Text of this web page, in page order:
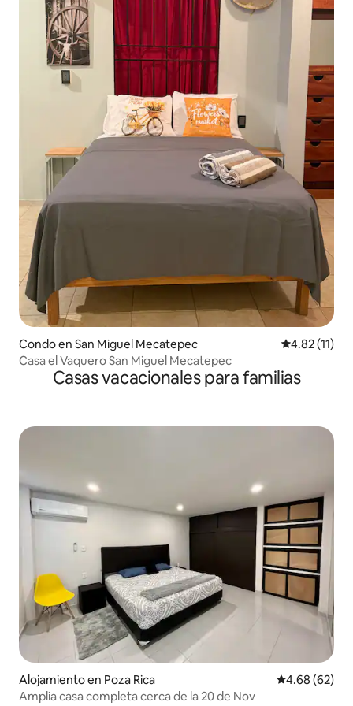
Condo en San Miguel Mecatepec Calificación
4.82 (11)
Casa el Vaquero San Miguel Mecatepec
Casas vacacionales para familias
Alojamiento en Poza Rica Calificación
4.68 (62)
Amplia casa completa cerca de la 20 de Nov